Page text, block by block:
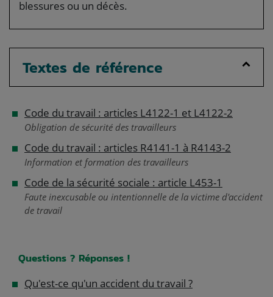
blessures ou un décès.
Textes de référence
Code du travail : articles L4122-1 et L4122-2
Obligation de sécurité des travailleurs
Code du travail : articles R4141-1 à R4143-2
Information et formation des travailleurs
Code de la sécurité sociale : article L453-1
Faute inexcusable ou intentionnelle de la victime d'accident
de travail
Questions ? Réponses !
Qu'est-ce qu'un accident du travail ?